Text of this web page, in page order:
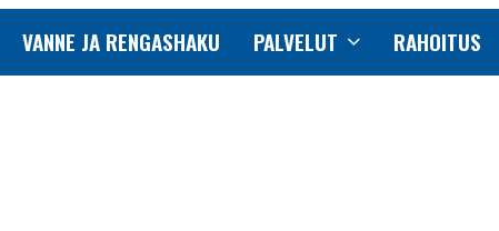
VANNE JA RENGASHAKU PALVELUT RAHOITUS